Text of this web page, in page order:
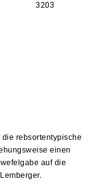
3203
rebsortentypische
einen
auf die